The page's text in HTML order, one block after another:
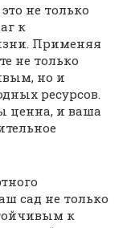
не только
к
Применяя
не только
но и
ресурсов.
ценна, и ваша
сад не только
к